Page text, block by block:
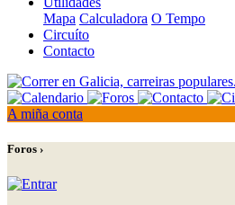
Mapa Calculadora O Tempo
Circuíto
Contacto
A miña conta
Foros ›